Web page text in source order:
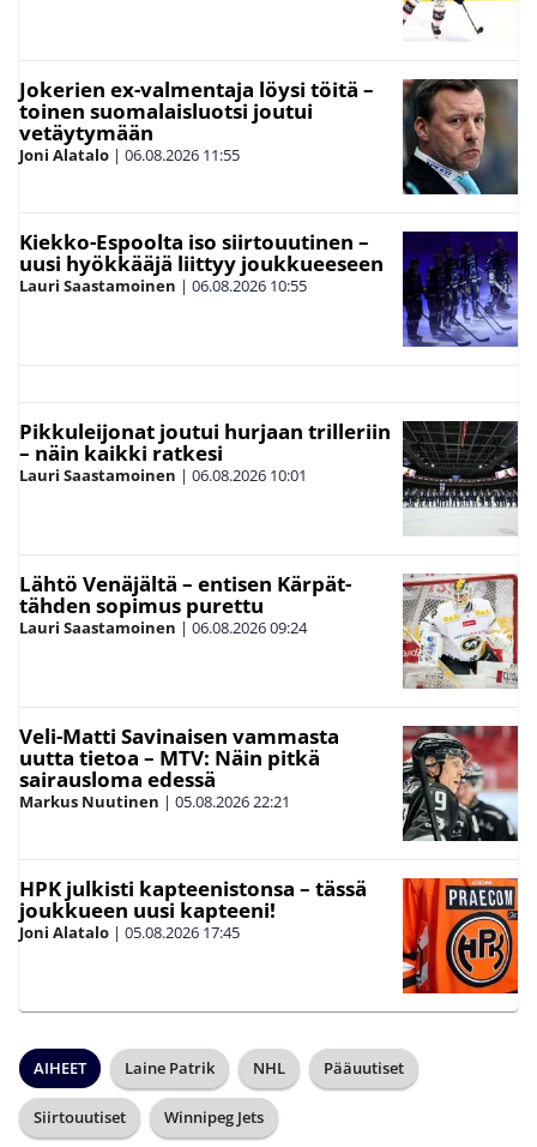
Jokerien ex-valmentaja löysi töitä –
toinen suomalaisluotsi joutui
vetäytymään
Joni Alatalo | 06.08.2026 11:55
Kiekko-Espoolta iso siirtouutinen –
uusi hyökkääjä liittyy joukkueeseen
Lauri Saastamoinen | 06.08.2026 10:55
Pikkuleijonat joutui hurjaan trilleriin
– näin kaikki ratkesi
Lauri Saastamoinen | 06.08.2026 10:01
Lähtö Venäjältä – entisen Kärpät-
tähden sopimus purettu
Lauri Saastamoinen | 06.08.202609:24
Veli-Matti Savinaisen vammasta
uutta tietoa – MTV: Näin pitkä
sairausloma edessä
Markus Nuutinen | 05.08.202622:21
HPK julkisti kapteenistonsa – tässä
joukkueen uusi kapteeni!
Joni Alatalo | 05.08.2026 17:45
AIHEET Laine Patrik NHL Pääuutiset
Siirtouutiset Winnipeg Jets